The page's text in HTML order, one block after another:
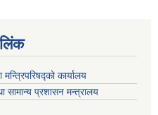
कार्यालय
सामान्य प्रशासन मन्त्रालय